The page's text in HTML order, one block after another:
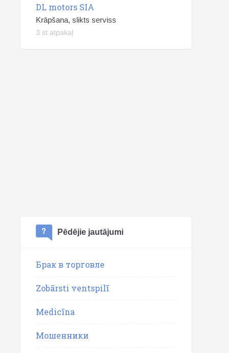
DL motors SIA
Krāpšana, slikts serviss
3 st atpakaļ
Pēdējie jautājumi
Брак в торговле
Zobārsti ventspilī
Medicīna
Мошенники